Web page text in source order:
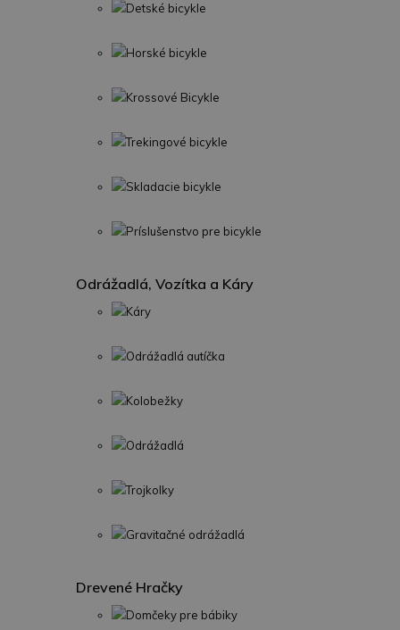
Detské bicykle
Horské bicykle
Krossové Bicykle
Trekingové bicykle
Skladacie bicykle
Príslušenstvo pre bicykle
Odrážadlá, Vozítka a Káry
Káry
Odrážadlá autíčka
Kolobežky
Odrážadlá
Trojkolky
Gravitačné odrážadlá
Drevené Hračky
Domčeky pre bábiky